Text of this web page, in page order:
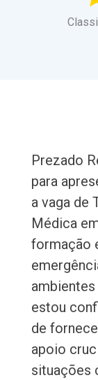
Prezado
para
a vaga de
Médica
formação
estou
de
apoio
situações